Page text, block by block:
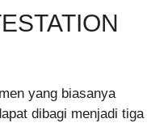
yang biasanya
dibagi menjadi tiga